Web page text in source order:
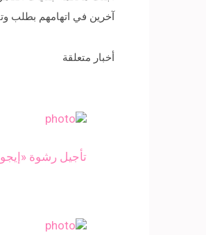
آخرين في اتهامهم بطلب
أخبار متعلقة
تأجيل رشوة «إيجوث»